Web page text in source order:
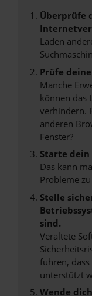
Überprüfe
Laden
Prüfe
Manche
können das
verhindern.
anderen
Fenster?
Starte dein
Das kann
Probleme
Stelle
sind.
Veraltete
führen,
unterstützt
Wende